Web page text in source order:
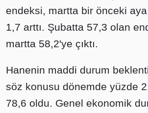
endeksi, martta bir önceki
1,7 arttı. Şubatta 57,3 olan
martta 58,2'ye çıktı.
Hanenin maddi durum
söz konusu dönemde yüzde
78,6 oldu. Genel ekonomik